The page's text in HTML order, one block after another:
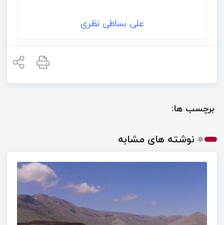
علی بساطی نظری
برچسب ها:
نوشته های مشابه